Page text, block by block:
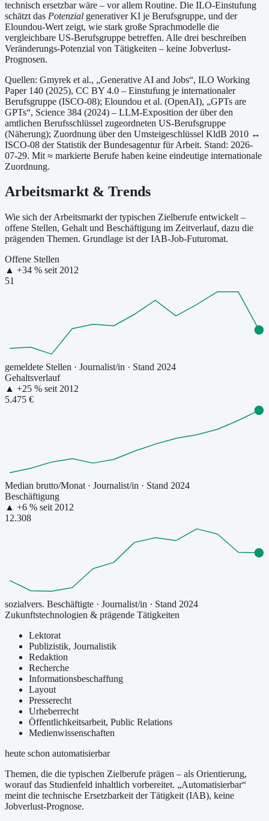
technisch ersetzbar wäre – vor allem Routine. Die ILO-Einstufung
schätzt das Potenzial generativer KI je Berufsgruppe, und der
Eloundou-Wert zeigt, wie stark große Sprachmodelle die
vergleichbare US-Berufsgruppe betreffen. Alle drei beschreiben
Veränderungs-Potenzial von Tätigkeiten – keine Jobverlust-
Prognosen.
Quellen: Gmyrek et al., „Generative AI and Jobs“, ILO Working
Paper 140 (2025), CC BY 4.0 – Einstufung je internationaler
Berufsgruppe (ISCO-08); Eloundou et al. (OpenAI), „GPTs are
GPTs“, Science 384 (2024) – LLM-Exposition der über den
amtlichen Berufsschlüssel zugeordneten US-Berufsgruppe
(Näherung); Zuordnung über den Umsteigeschlüssel KldB 2010 ↔
ISCO-08 der Statistik der Bundesagentur für Arbeit. Stand: 2026-
07-29. Mit ≈ markierte Berufe haben keine eindeutige internationale
Zuordnung.
Arbeitsmarkt & Trends
Wie sich der Arbeitsmarkt der typischen Zielberufe entwickelt –
offene Stellen, Gehalt und Beschäftigung im Zeitverlauf, dazu die
prägenden Themen. Grundlage ist der IAB-Job-Futuromat.
Offene Stellen
▲ +34 % seit 2012
51
gemeldete Stellen · Journalist/in · Stand 2024
Gehaltsverlauf
▲ +25 % seit 2012
5.475 €
Median brutto/Monat · Journalist/in · Stand 2024
Beschäftigung
▲ +6 % seit 2012
12.308
sozialvers. Beschäftigte · Journalist/in · Stand 2024
Zukunftstechnologien & prägende Tätigkeiten
Lektorat
Publizistik, Journalistik
Redaktion
Recherche
Informationsbeschaffung
Layout
Presserecht
Urheberrecht
Öffentlichkeitsarbeit, Public Relations
Medienwissenschaften
heute schon automatisierbar
Themen, die die typischen Zielberufe prägen – als Orientierung,
worauf das Studienfeld inhaltlich vorbereitet. „Automatisierbar“
meint die technische Ersetzbarkeit der Tätigkeit (IAB), keine
Jobverlust-Prognose.